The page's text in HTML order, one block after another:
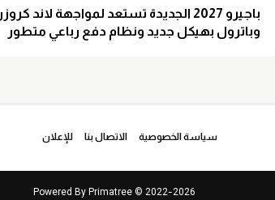
باجيرو 2027 الجديدة تستعد لمواجهة لاند كروزر
وباترول بهيكل جديد ونظام دفع رباعي متطور
سياسة الخصوصية الاتصال بنا للإعلان
Powered ByPrimatree © 2022-2026